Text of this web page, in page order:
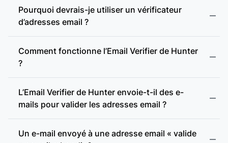
Pourquoi devrais-je utiliser un vérificateur
d’adresses email ?
Comment fonctionne l’Email Verifier de Hunter
?
L’Email Verifier de Hunter envoie-t-il des e-
mails pour valider les adresses email ?
Un e-mail envoyé à une adresse email « valide